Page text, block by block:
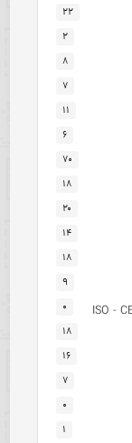
۲۲
۲
۸
۷
۱۱
۶
۷۰
۱۸
۲۰
۱۴
۱۸
۹
۰
۱۸
۱۶
۷
۰
۱